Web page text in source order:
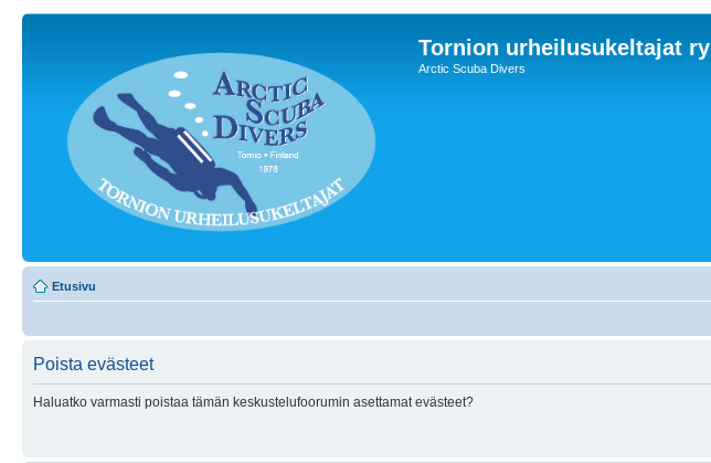
Tornion urheilusukeltajat ry
Arctic Scuba Divers
Etusivu
Poista evästeet
Haluatko varmasti poistaa tämän keskustelufoorumin asettamat evästeet?